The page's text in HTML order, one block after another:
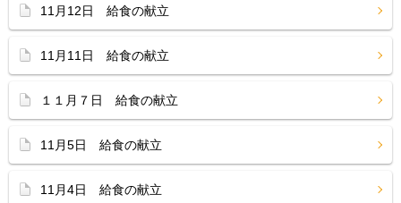
11月12日 給食の献立
11月11日 給食の献立
１１月７日 給食の献立
11月5日 給食の献立
11月4日 給食の献立